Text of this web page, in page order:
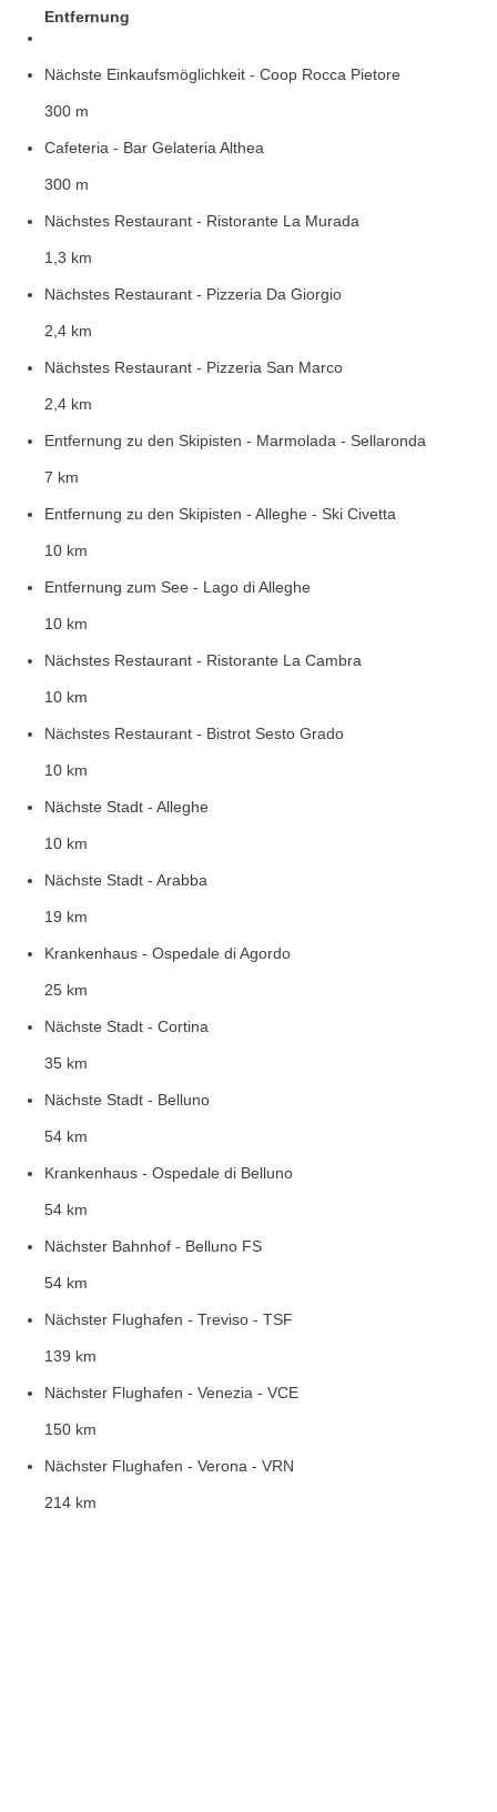
Entfernung
Nächste Einkaufsmöglichkeit - Coop Rocca Pietore
300 m
Cafeteria - Bar Gelateria Althea
300 m
Nächstes Restaurant - Ristorante La Murada
1,3 km
Nächstes Restaurant - Pizzeria Da Giorgio
2,4 km
Nächstes Restaurant - Pizzeria San Marco
2,4 km
Entfernung zu den Skipisten - Marmolada - Sellaronda
7 km
Entfernung zu den Skipisten - Alleghe - Ski Civetta
10 km
Entfernung zum See - Lago di Alleghe
10 km
Nächstes Restaurant - Ristorante La Cambra
10 km
Nächstes Restaurant - Bistrot Sesto Grado
10 km
Nächste Stadt - Alleghe
10 km
Nächste Stadt - Arabba
19 km
Krankenhaus - Ospedale di Agordo
25 km
Nächste Stadt - Cortina
35 km
Nächste Stadt - Belluno
54 km
Krankenhaus - Ospedale di Belluno
54 km
Nächster Bahnhof - Belluno FS
54 km
Nächster Flughafen - Treviso - TSF
139 km
Nächster Flughafen - Venezia - VCE
150 km
Nächster Flughafen - Verona - VRN
214 km